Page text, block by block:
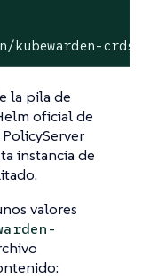
kubewarden-crds
la pila de
oficial de
instancia de
valores